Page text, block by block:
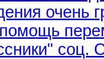
очень
соц.